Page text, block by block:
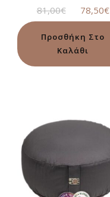
81,00€
Original
price
was:
81,00€.
78,50€
Προσθήκη Στο
Καλάθι